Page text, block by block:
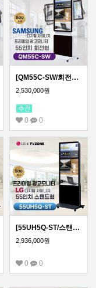
[QM55C-SW/회전형] 55인치 삼성 DID 회전형 광고용모니터/ 삼성디지털사이니지 LED패널 키오스크
2,530,000원
0 0
[55UH5Q-ST/스탠드형]LG 광고용 55인치 스탠드형/밝기500cd/ DID/키오스크/웰컴보드/DID모니터/스탠드DID
2,936,000원
0 0